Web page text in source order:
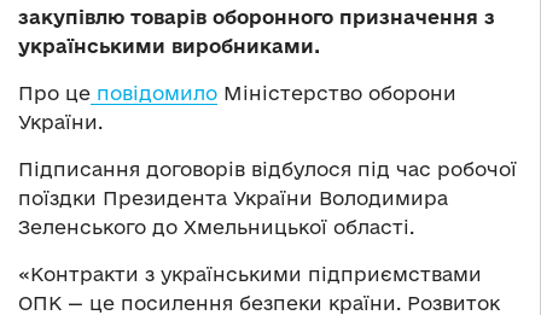
закупівлю товарів оборонного призначення з
українськими виробниками.
Про це повідомило Міністерство оборони
України.
Підписання договорів відбулося під час робочої
поїздки Президента України Володимира
Зеленського до Хмельницької області.
«Контракти з українськими підприємствами
ОПК — це посилення безпеки країни. Розвиток